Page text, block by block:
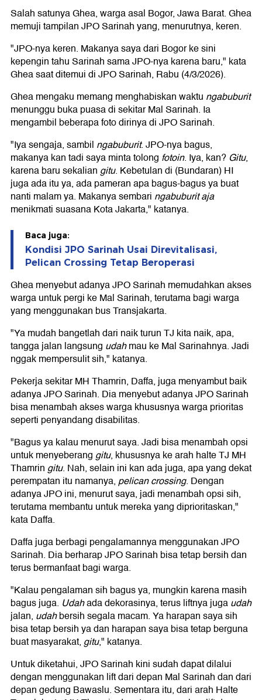
Salah satunya Ghea, warga asal Bogor, Jawa Barat. Ghea
memuji tampilan JPO Sarinah yang, menurutnya, keren.
"JPO-nya keren. Makanya saya dari Bogor ke sini
kepengin tahu Sarinah sama JPO-nya karena baru," kata
Ghea saat ditemui di JPO Sarinah, Rabu (4/3/2026).
Ghea mengaku memang menghabiskan waktu ngabuburit
menunggu buka puasa di sekitar Mal Sarinah. Ia
mengambil beberapa foto dirinya di JPO Sarinah.
"Iya sengaja, sambil ngabuburit. JPO-nya bagus,
makanya kan tadi saya minta tolong fotoin. Iya, kan? Gitu,
karena baru sekaliangitu. Kebetulan di (Bundaran) HI
juga ada itu ya, ada pameran apa bagus-bagus ya buat
nanti malam ya. Makanya sembari ngabuburit aja
menikmati suasana Kota Jakarta," katanya.
Baca juga:
Kondisi JPO Sarinah Usai Direvitalisasi,
Pelican Crossing Tetap Beroperasi
Ghea menyebut adanya JPO Sarinah memudahkan akses
warga untuk pergi ke Mal Sarinah, terutama bagi warga
yang menggunakan bus Transjakarta.
"Ya mudah bangetlah dari naik turun TJ kita naik, apa,
tangga jalan langsung udahmau ke Mal Sarinahnya. Jadi
nggak mempersulit sih," katanya.
Pekerja sekitar MH Thamrin, Daffa, juga menyambut baik
adanya JPO Sarinah. Dia menyebut adanya JPO Sarinah
bisa menambah akses warga khususnya warga prioritas
seperti penyandang disabilitas.
"Bagus ya kalau menurut saya. Jadi bisa menambah opsi
untuk menyeberanggitu, khususnya ke arah halte TJ MH
Thamringitu. Nah, selain ini kan ada juga, apa yang dekat
perempatan itu namanya,pelican crossing. Dengan
adanya JPO ini, menurut saya, jadi menambah opsi sih,
terutama membantu untuk mereka yang diprioritaskan,"
kata Daffa.
Daffa juga berbagi pengalamannya menggunakan JPO
Sarinah. Dia berharap JPO Sarinah bisa tetap bersih dan
terus bermanfaat bagi warga.
"Kalau pengalaman sih bagus ya, mungkin karena masih
bagus juga. Udahada dekorasinya, terus liftnya jugaudah
jalan, udahbersih segala macam. Ya harapan saya sih
bisa tetap bersih ya dan harapan saya bisa tetap berguna
buat masyarakat,gitu," katanya.
Untuk diketahui, JPO Sarinah kini sudah dapat dilalui
dengan menggunakan lift dari depan Mal Sarinah dan dari
depan gedung Bawaslu. Sementara itu, dari arah Halte